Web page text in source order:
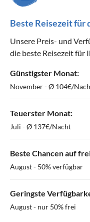
Beste Reisezeit für
Unsere Preis- und
die beste Reisezeit für
Günstigster Monat:
November - Ø 104€/
Teuerster Monat:
Juli - Ø 137€/Nacht
Beste Chancen auf
August - 50% verfügbar
Geringste
August - nur 50% frei